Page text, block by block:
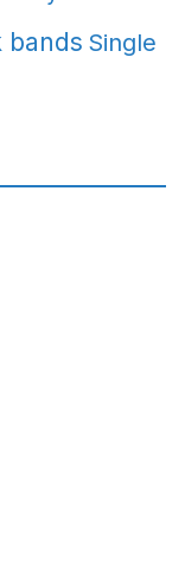
bands Single